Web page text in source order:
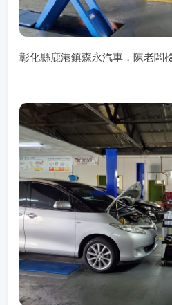
彰化縣鹿港鎮森永汽車，陳老闆